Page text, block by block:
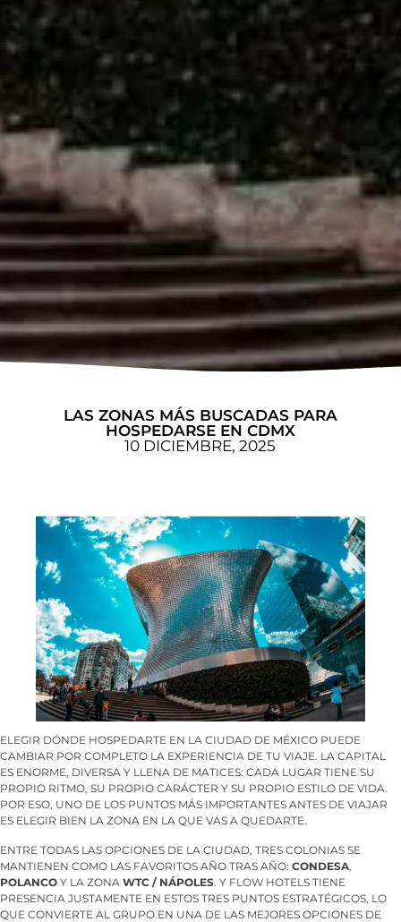
LAS ZONAS MÁS BUSCADAS PARA
HOSPEDARSE EN CDMX
10 DICIEMBRE, 2025
ELEGIR DÓNDE HOSPEDARTE EN LA CIUDAD DE MÉXICO PUEDE
CAMBIAR POR COMPLETO LA EXPERIENCIA DE TU VIAJE. LA CAPITAL
ES ENORME, DIVERSA Y LLENA DE MATICES: CADA LUGAR TIENE SU
PROPIO RITMO, SU PROPIO CARÁCTER Y SU PROPIO ESTILO DE VIDA.
POR ESO, UNO DE LOS PUNTOS MÁS IMPORTANTES ANTES DE VIAJAR
ES ELEGIR BIEN LA ZONA EN LA QUE VAS A QUEDARTE.
ENTRE TODAS LAS OPCIONES DE LA CIUDAD, TRES COLONIAS SE
MANTIENEN COMO LAS FAVORITOS AÑO TRAS AÑO: CONDESA
POLANCO Y LA ZONA WTC / NÁPOLES . Y FLOW HOTELS TIENE
PRESENCIA JUSTAMENTE EN ESTOS TRES PUNTOS ESTRATÉGICOS, LO
QUE CONVIERTE AL GRUPO EN UNA DE LAS MEJORES OPCIONES DE